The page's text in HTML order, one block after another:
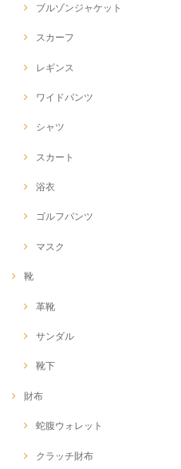
ブルゾンジャケット
スカーフ
レギンス
ワイドパンツ
シャツ
スカート
浴衣
ゴルフパンツ
マスク
靴
革靴
サンダル
靴下
財布
蛇腹ウォレット
クラッチ財布